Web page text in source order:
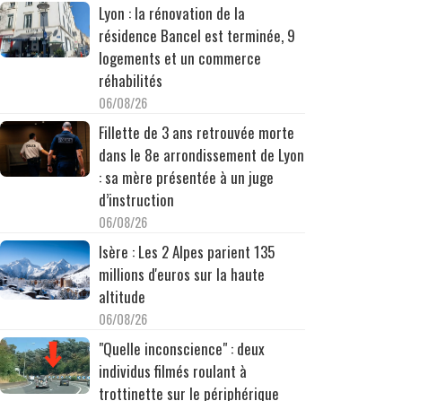
Lyon : la rénovation de la
résidence Bancel est terminée, 9
logements et un commerce
réhabilités
06/08/26
Fillette de 3 ans retrouvée morte
dans le 8e arrondissement de Lyon
: sa mère présentée à un juge
d’instruction
06/08/26
Isère : Les 2 Alpes parient 135
millions d'euros sur la haute
altitude
06/08/26
"Quelle inconscience" : deux
individus filmés roulant à
trottinette sur le périphérique